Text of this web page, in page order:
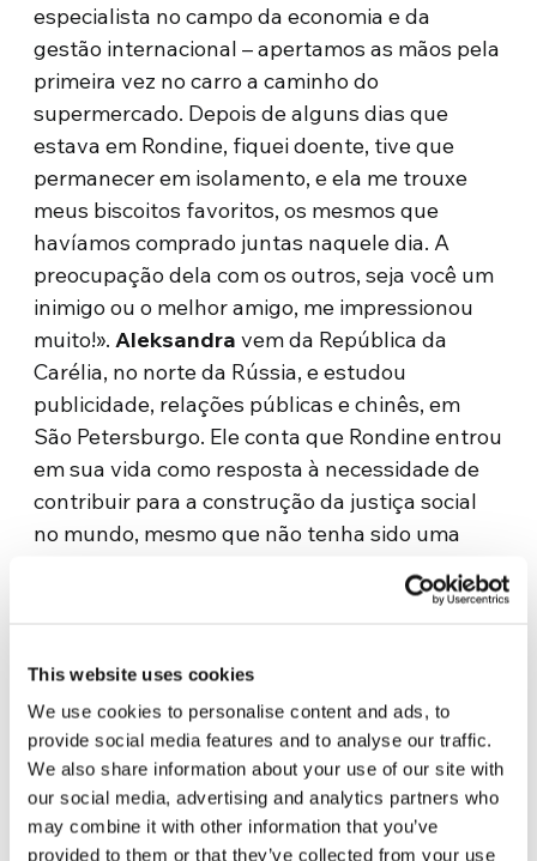
This website uses cookies
We use cookies to personalise content and ads, to
provide social media features and to analyse our traffic.
We also share information about your use of our site with
our social media, advertising and analytics partners who
may combine it with other information that you’ve
provided to them or that they’ve collected from your use
especialista no campo da economia e da
gestão internacional – apertamos as mãos pela
primeira vez no carro a caminho do
supermercado. Depois de alguns dias que
estava em Rondine, fiquei doente, tive que
permanecer em isolamento, e ela me trouxe
meus biscoitos favoritos, os mesmos que
havíamos comprado juntas naquele dia. A
preocupação dela com os outros, seja você um
inimigo ou o melhor amigo, me impressionou
muito!». Aleksandra vem da República da
Carélia, no norte da Rússia, e estudou
publicidade, relações públicas e chinês, em
São Petersburgo. Ele conta que Rondine entrou
em sua vida como resposta à necessidade de
contribuir para a construção da justiça social
no mundo, mesmo que não tenha sido uma
«sua família pode discordar de você. Mas eu
importante encontrar alguém que possa ser
mundo está prestes a desabar.»
Foi um pouco diferente o encontro entre
Kateryna, natural de Kiev, com Ilia, uma jovem
de 25 anos originária da Sibéria. «Quando